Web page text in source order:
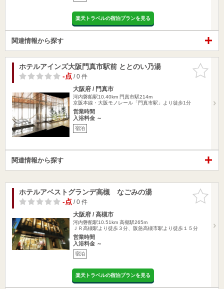
楽天トラベルの宿泊プランを見る
関連情報から探す
お気に入
りに追加
ホテルアインズ大阪門真市駅前 ととのい乃湯
-点/ 0 件
大阪府 / 門真市
河内磐船駅10.40km 門真市駅214m
京阪本線・大阪モノレール「門真市駅」より徒歩1分
営業時間
入浴料金 ～
宿泊
関連情報から探す
お気に入
りに追加
ホテルアベストグランデ高槻 なごみの湯
-点/ 0 件
大阪府 / 高槻市
河内磐船駅10.51km 高槻駅265m
ＪＲ高槻駅より徒歩３分、阪急高槻市駅より徒歩１５分
営業時間
入浴料金 ～
宿泊
楽天トラベルの宿泊プランを見る